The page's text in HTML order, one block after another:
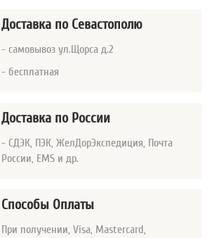
Доставка по Севастополю
- самовывоз ул.Щорса д.2
- бесплатная
Доставка по России
- СДЭК, ПЭК, ЖелДорЭкспедиция, Почта
России, EMS и др.
Способы Оплаты
При получении, Visa, Mastercard,